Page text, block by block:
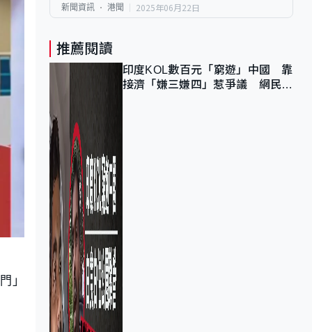
」
新聞資訊 港聞 2025年06月22日
推薦閱讀
印度KOL數百元「窮遊」中國 靠
接濟「嫌三嫌四」惹爭議 網民：